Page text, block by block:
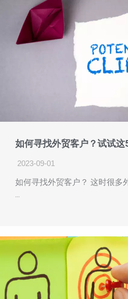
如何寻找外贸客户？试试这
2023-09-01
如何寻找外贸客户？ 这时很多